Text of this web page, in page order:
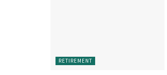
RETIREMENT